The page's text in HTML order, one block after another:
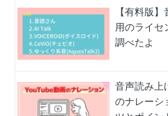
【有料版
用のライセ
調べたよ
音声読み上
のナレーシ